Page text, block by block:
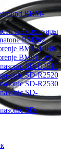
RBM-
и аксессуары
BM202
BM1210BK
BM910WII
SD-B2510
SD-R2520
SD-R2530
SD-
SD-